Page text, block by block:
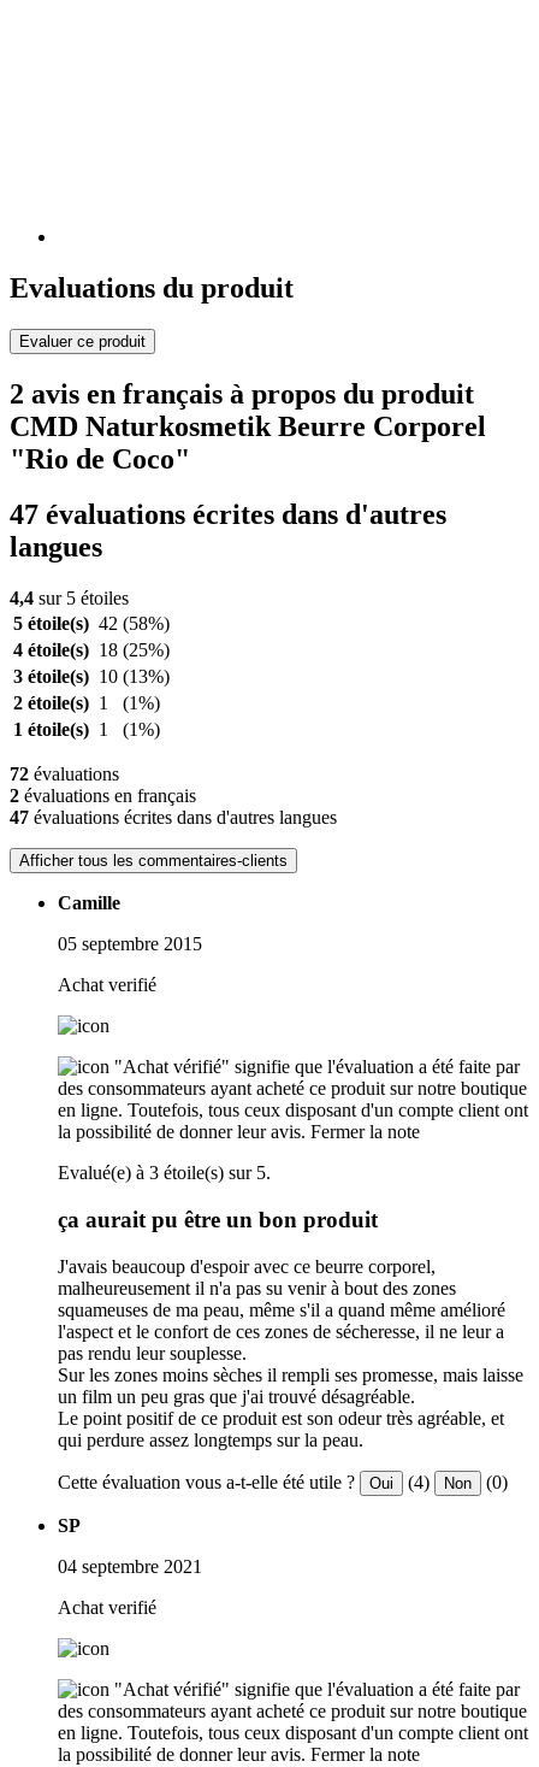
Evaluations du produit
Evaluer ce produit
2 avis en français à propos du produit
CMD Naturkosmetik Beurre Corporel
"Rio de Coco"
47 évaluations écrites dans d'autres
langues
4,4 sur 5 étoiles
5 étoile(s) 42 (58%)
4 étoile(s) 18 (25%)
3 étoile(s) 10 (13%)
2 étoile(s) 1
(1%)
1 étoile(s) 1 (1%)
72 évaluations
2 évaluations en français
47 évaluations écrites dans d'autres langues
Afficher tous les commentaires-clients
Camille
05 septembre 2015
Achat verifié
"Achat vérifié" signifie que l'évaluation a été faite par
des consommateurs ayant acheté ce produit sur notre boutique
en ligne. Toutefois, tous ceux disposant d'un compte client ont
la possibilité de donner leur avis. Fermer la note
Evalué(e) à 3 étoile(s) sur 5.
ça aurait pu être un bon produit
J'avais beaucoup d'espoir avec ce beurre corporel,
malheureusement il n'a pas su venir à bout des zones
squameuses de ma peau, même s'il a quand même amélioré
l'aspect et le confort de ces zones de sécheresse, il ne leur a
pas rendu leur souplesse.
Sur les zones moins sèches il rempli ses promesse, mais laisse
un film un peu gras que j'ai trouvé désagréable.
Le point positif de ce produit est son odeur très agréable, et
qui perdure assez longtemps sur la peau.
Cette évaluation vous a-t-elle été utile ? Oui (4) Non (0)
SP
04 septembre 2021
Achat verifié
"Achat vérifié" signifie que l'évaluation a été faite par
des consommateurs ayant acheté ce produit sur notre boutique
en ligne. Toutefois, tous ceux disposant d'un compte client ont
la possibilité de donner leur avis. Fermer la note